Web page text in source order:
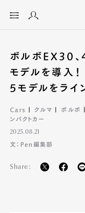
ボルボEX30、
モデルを導入
5モデルをライ
Cars クルマ ボルボ
ンパクトカー
2025.08.21
文：Pen編集部
Share: